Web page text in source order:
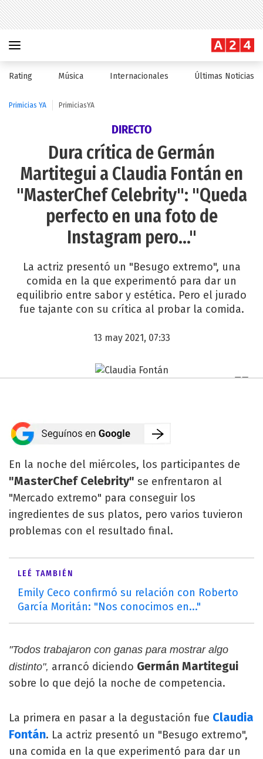
Rating Música Internacionales Últimas Noticias
Primicias YA PrimiciasYA
DIRECTO
Dura crítica de Germán
Martitegui a Claudia Fontán en
"MasterChef Celebrity": "Queda
perfecto en una foto de
Instagram pero..."
La actriz presentó un "Besugo extremo", una
comida en la que experimentó para dar un
equilibrio entre sabor y estética. Pero el jurado
fue tajante con su crítica al probar la comida.
13 may 2021, 07:33
En la noche del miércoles, los participantes de
"MasterChef Celebrity" se enfrentaron al
"Mercado extremo" para conseguir los
ingredientes de sus platos, pero varios tuvieron
problemas con el resultado final.
LEÉ TAMBIÉN
Emily Ceco confirmó su relación con Roberto
García Moritán: "Nos conocimos en..."
"Todos trabajaron con ganas para mostrar algo
distinto", arrancó diciendo Germán Martitegui
sobre lo que dejó la noche de competencia.
La primera en pasar a la degustación fue Claudia
Fontán. La actriz presentó un "Besugo extremo",
una comida en la que experimentó para dar un